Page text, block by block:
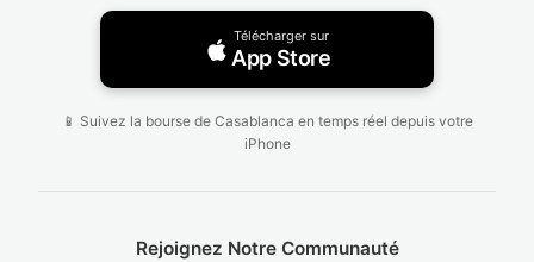
Télécharger sur
App Store
📱 Suivez la bourse de Casablanca en temps réel depuis votre
iPhone
Rejoignez Notre Communauté